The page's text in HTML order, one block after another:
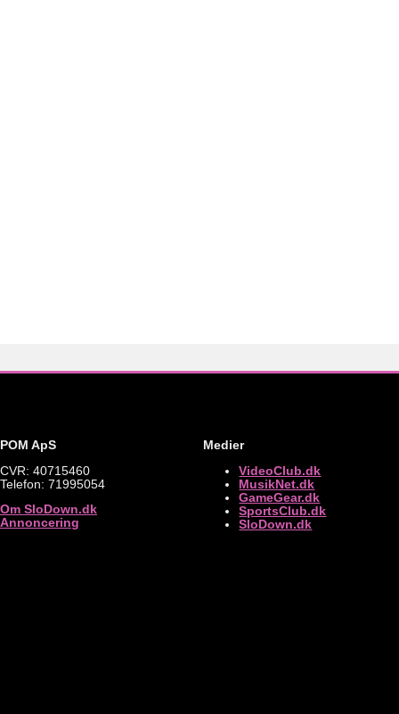
POM ApS
CVR: 40715460
Telefon: 71995054
Om SloDown.dk
Annoncering
Medier
VideoClub.dk
MusikNet.dk
GameGear.dk
SportsClub.dk
SloDown.dk